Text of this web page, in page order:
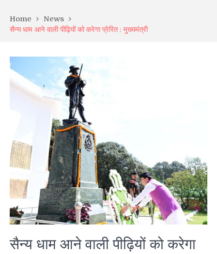
Home
News
सैन्य धाम आने वाली पीढ़ियों को करेगा प्रेरित : मुख्यमंत्री
सैन्य धाम आने वाली पीढ़ियों को करेगा